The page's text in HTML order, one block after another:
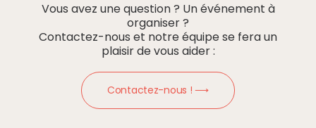
Vous avez une question ? Un événement à
organiser ?
Contactez-nous et notre équipe se fera un
plaisir de vous aider :
Contactez-nous ! ⟶